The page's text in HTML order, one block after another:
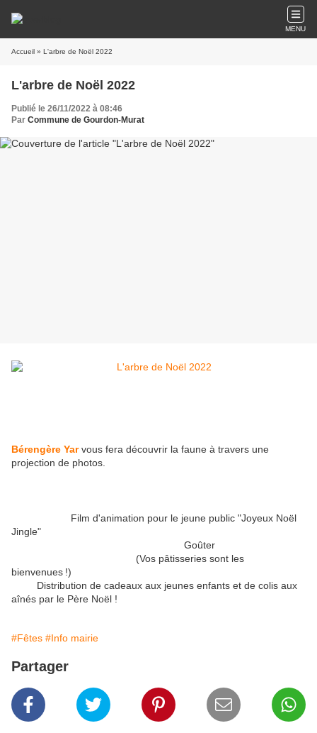
MENU
Accueil » L'arbre de Noël 2022
L'arbre de Noël 2022
Publié le 26/11/2022 à 08:46
Par Commune de Gourdon-Murat
Bérengère Yarvous fera découvrir la faune à travers une
projection de photos.
Film d'animation pour le jeune public "Joyeux Noël
Jingle"
Goûter
(Vos pâtisseries sont les
bienvenues !)
Distribution de cadeaux aux jeunes enfants et de colis aux
aînés par le Père Noël !
#Fêtes #Info mairie
Partager